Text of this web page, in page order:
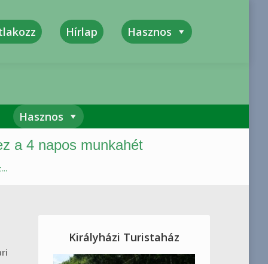
Hasznos
a 4 napos munkahét
Királyházi Turistaház
Hírlap Hasznos